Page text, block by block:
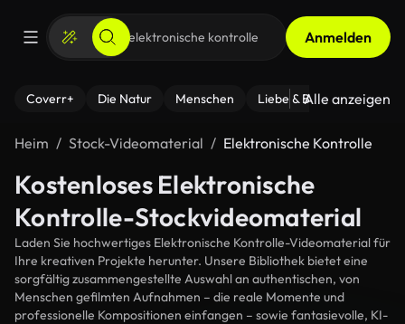
Anmelden
Coverr+ Die Natur Menschen Liebe & Beziehungen
Alle anzeigen
Heim Stock-Videomaterial Elektronische Kontrolle
Kostenloses Elektronische
Kontrolle-Stockvideomaterial
Laden Sie hochwertiges Elektronische Kontrolle-Videomaterial für
Ihre kreativen Projekte herunter. Unsere Bibliothek bietet eine
sorgfältig zusammengestellte Auswahl an authentischen, von
Menschen gefilmten Aufnahmen – die reale Momente und
professionelle Kompositionen einfangen – sowie fantasievolle, KI-